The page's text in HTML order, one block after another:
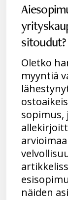
sitoudut?
Oletko
myyntiä
sopimus,
näiden